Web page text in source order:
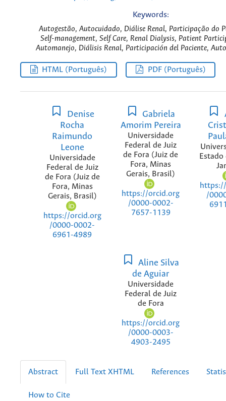
Keywords:
Autogestão, Autocuidado, Diálise Renal, Participação do
Self-management, Self Care, Renal Dialysis, Patient
Automanejo, Diálisis Renal, Participación del Paciente,
HTML (Português) PDF (Português)
Denise
Rocha
Raimundo
Leone
Universidade
Federal de Juiz
de Fora (Juiz de
Fora, Minas
Gerais, Brasil)
https://orcid.org
/0000-0002-
6961-4989
Gabriela
Amorim Pereira
Universidade
Federal de Juiz
de Fora (Juiz de
Fora, Minas
Gerais, Brasil)
https://orcid.org
/0000-0002-
7657-1139
Estado
/
Aline Silva
de Aguiar
Universidade
Federal de Juiz
de Fora
https://orcid.org
/0000-0003-
4903-2495
Abstract Full Text XHTML References
How to Cite